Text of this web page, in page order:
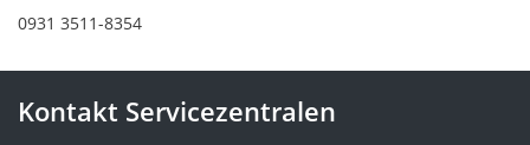
0931 3511-8354
Kontakt Servicezentralen